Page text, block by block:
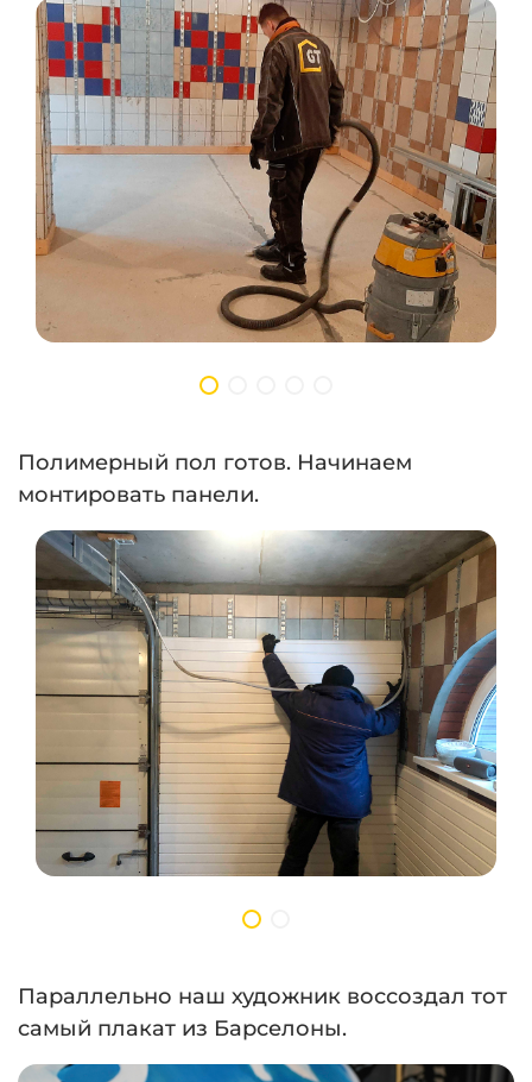
Полимерный пол готов. Начинаем
монтировать панели.
Параллельно наш художник воссоздал тот
самый плакат из Барселоны.